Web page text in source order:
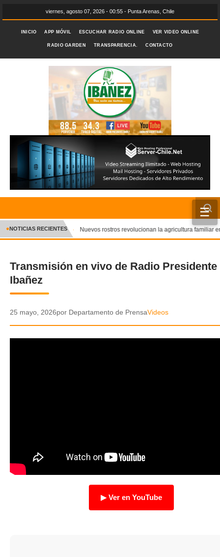
viernes, agosto 07, 2026 - 00:55 - Punta Arenas, Chile
INICIO APP MÓVIL ESCUCHAR RADIO ONLINE VER VIDEO ONLINE
RADIO GARDEN TRANSPARENCIA. CONTACTO
☰
INICIO
CRÓNICA
DEPORTES
POLICIAL
TRANSPARENCIA
✕
●NOTICIAS RECIENTES Nuevos rostros revolucionan la agricultura familiar
Transmisión en vivo de Radio Presidente
Ibañez
25 mayo, 2026por Departamento de PrensaVideos
▶ Ver en YouTube